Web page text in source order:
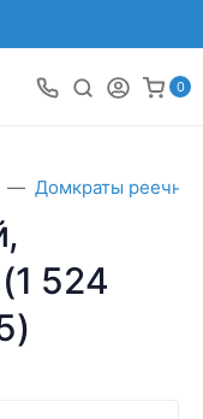
0
Домкраты
524